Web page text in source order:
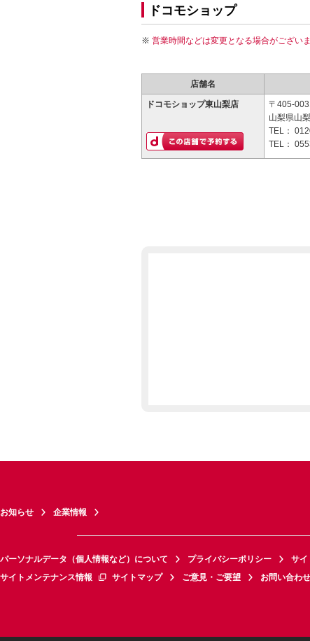
ドコモショップ
営業時間などは変更となる場合がござい
店舗名
ドコモショップ東山梨店
〒405-
山梨県山
TEL：
TEL：
お知らせ 企業情報
パーソナルデータ（個人情報など）について プライバシーポリシー サイ
サイトメンテナンス情報
サイトマップ ご意見・ご要望 お問い合わせ